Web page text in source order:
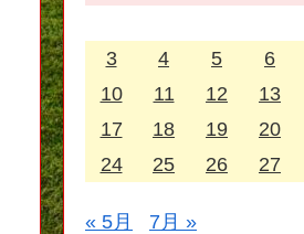
3
4 5 6
10
11 12 13
17
18 19 20
24
25 26 27
« 5月 7月 »